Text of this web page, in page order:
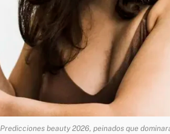
Predicciones beauty 2026, peinados que